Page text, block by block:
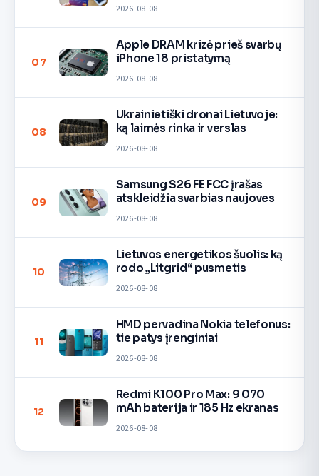
2026-08-08
07
Apple DRAM krizė prieš svarbų
iPhone 18 pristatymą
2026-08-08
08
Ukrainietiški dronai Lietuvoje:
ką laimės rinka ir verslas
2026-08-08
09
Samsung S26 FE FCC įrašas
atskleidžia svarbias naujoves
2026-08-08
10
Lietuvos energetikos šuolis: ką
rodo „Litgrid“ pusmetis
2026-08-08
11
HMD pervadina Nokia telefonus:
tie patys įrenginiai
2026-08-08
12
Redmi K100 Pro Max: 9 070
mAh baterija ir 185 Hz ekranas
2026-08-08